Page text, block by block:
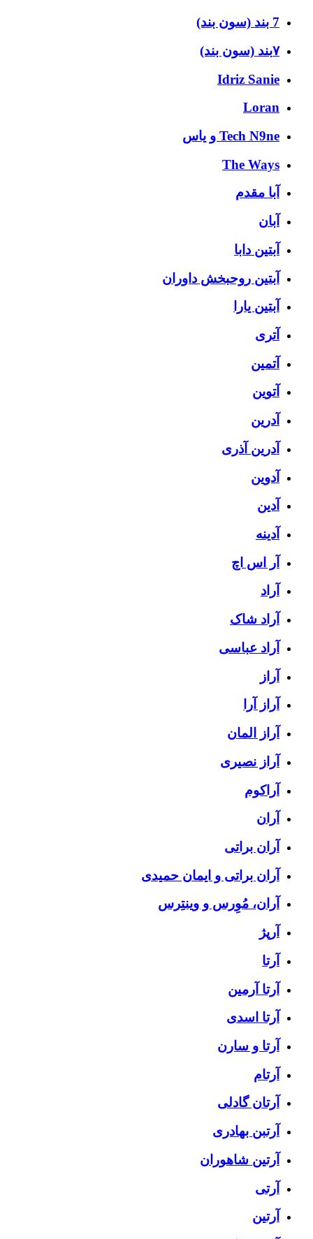
7 بند (سون بند)
۷بند (سون بند)
Idriz Sanie
Loran
Tech N9ne و یاس
The Ways
آبا مقدم
آبان
آبتین دابا
آبتین روحبخش داوران
آبتین یارا
آتری
آتمین
آتوین
آدرین
آدرین آذری
آدوین
آدین
آدینه
آر اس اچ
آراد
آراد شاک
آراد عباسی
آراز
آراز آرا
آراز المان
آراز نصیری
آراکوم
آران
آران براتی
آران براتی و ایمان حمیدی
آران، مُوِرس و وینتِرس
آرپژ
آرتا
آرتا آرمین
آرتا اسدی
آرتا و سارن
آرتام
آرتان گادلی
آرتبن بهادری
آرتين شاهوران
آرتی
آرتین